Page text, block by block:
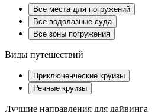
Все места для погружений
Все водолазные суда
Все зоны погружения
Виды путешествий
Приключенческие круизы
Речные круизы
Лучшие направления для дайвинга